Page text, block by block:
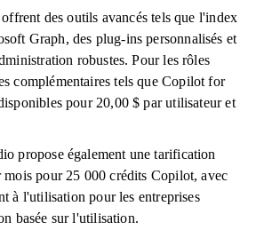
des outils avancés tels que l'index
Graph, des plug-ins personnalisés et
robustes. Pour les rôles
complémentaires tels que Copilot for
pour 20,00 $ par utilisateur et
propose également une tarification
pour 25 000 crédits Copilot, avec
à l'utilisation pour les entreprises
basée sur l'utilisation.